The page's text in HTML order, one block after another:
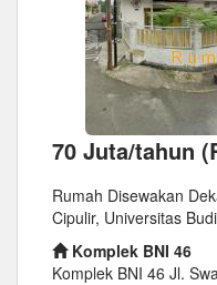
70 Juta/tahun
Rumah Disewakan
Cipulir, Universitas
Komplek BNI 46
Komplek BNI 46 Jl.